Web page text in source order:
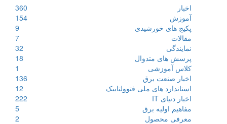
اخبار
360
آموزش
154
پکیج های خورشیدی
9
مقالات
7
نمایندگی
32
پرسش های متدوال
18
کلاس آموزشی
1
اخبار صنعت برق
136
استاندارد های ملی فتوولتاییک
12
اخبار دنیای IT
222
مفاهیم اولیه برق
5
معرفی محصول
2